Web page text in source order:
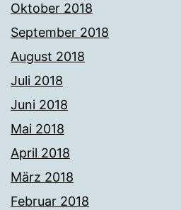
Oktober 2018
September 2018
August 2018
Juli 2018
Juni 2018
Mai 2018
April 2018
März 2018
Februar 2018